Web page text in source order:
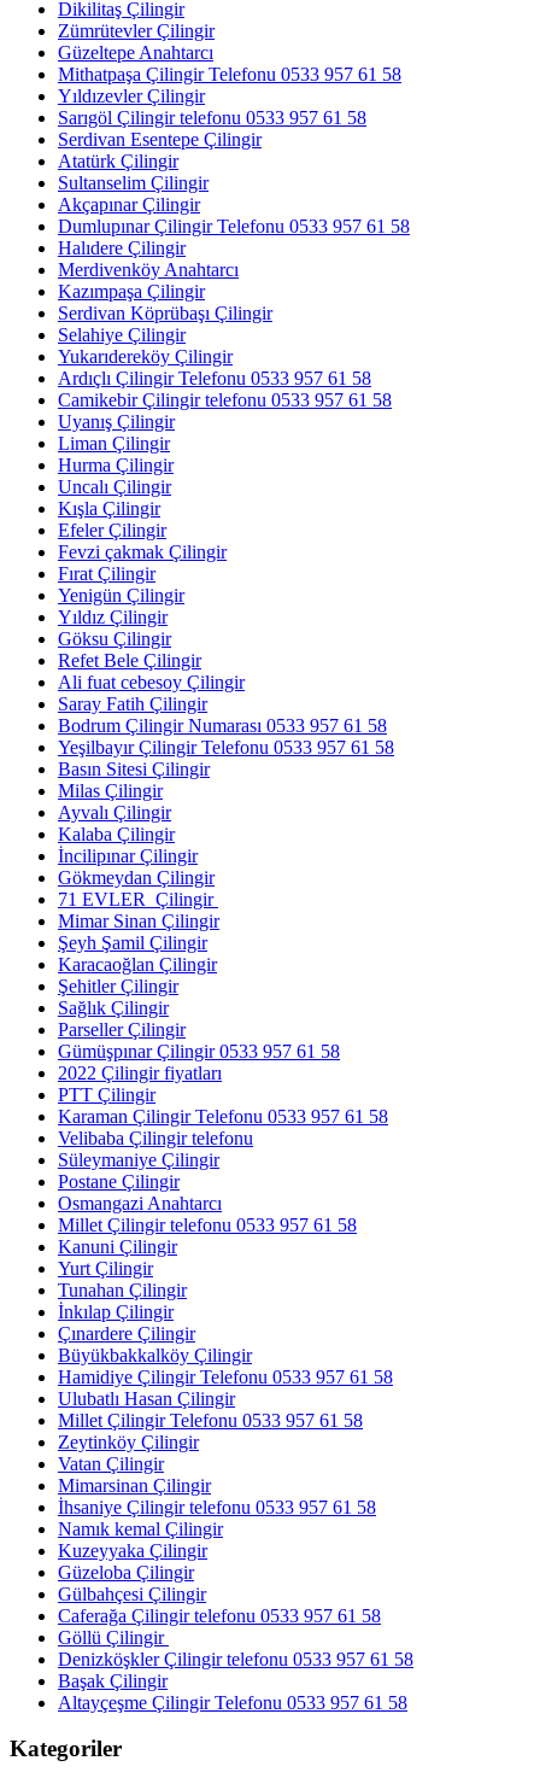
Dikilitaş Çilingir
Zümrütevler Çilingir
Güzeltepe Anahtarcı
Mithatpaşa Çilingir Telefonu 0533 957 61 58
Yıldızevler Çilingir
Sarıgöl Çilingir telefonu 0533 957 61 58
Serdivan Esentepe Çilingir
Atatürk Çilingir
Sultanselim Çilingir
Akçapınar Çilingir
Dumlupınar Çilingir Telefonu 0533 957 61 58
Halıdere Çilingir
Merdivenköy Anahtarcı
Kazımpaşa Çilingir
Serdivan Köprübaşı Çilingir
Selahiye Çilingir
Yukarıdereköy Çilingir
Ardıçlı Çilingir Telefonu 0533 957 61 58
Camikebir Çilingir telefonu 0533 957 61 58
Uyanış Çilingir
Liman Çilingir
Hurma Çilingir
Uncalı Çilingir
Kışla Çilingir
Efeler Çilingir
Fevzi çakmak Çilingir
Fırat Çilingir
Yenigün Çilingir
Yıldız Çilingir
Göksu Çilingir
Refet Bele Çilingir
Ali fuat cebesoy Çilingir
Saray Fatih Çilingir
Bodrum Çilingir Numarası 0533 957 61 58
Yeşilbayır Çilingir Telefonu 0533 957 61 58
Basın Sitesi Çilingir
Milas Çilingir
Ayvalı Çilingir
Kalaba Çilingir
İncilipınar Çilingir
Gökmeydan Çilingir
71 EVLER Çilingir
Mimar Sinan Çilingir
Şeyh Şamil Çilingir
Karacaoğlan Çilingir
Şehitler Çilingir
Sağlık Çilingir
Parseller Çilingir
Gümüşpınar Çilingir 0533 957 61 58
2022 Çilingir fiyatları
PTT Çilingir
Karaman Çilingir Telefonu 0533 957 61 58
Velibaba Çilingir telefonu
Süleymaniye Çilingir
Postane Çilingir
Osmangazi Anahtarcı
Millet Çilingir telefonu 0533 957 61 58
Kanuni Çilingir
Yurt Çilingir
Tunahan Çilingir
İnkılap Çilingir
Çınardere Çilingir
Büyükbakkalköy Çilingir
Hamidiye Çilingir Telefonu 0533 957 61 58
Ulubatlı Hasan Çilingir
Millet Çilingir Telefonu 0533 957 61 58
Zeytinköy Çilingir
Vatan Çilingir
Mimarsinan Çilingir
İhsaniye Çilingir telefonu 0533 957 61 58
Namık kemal Çilingir
Kuzeyyaka Çilingir
Güzeloba Çilingir
Gülbahçesi Çilingir
Caferağa Çilingir telefonu 0533 957 61 58
Göllü Çilingir
Denizköşkler Çilingir telefonu 0533 957 61 58
Başak Çilingir
Altayçeşme Çilingir Telefonu 0533 957 61 58
Kategoriler